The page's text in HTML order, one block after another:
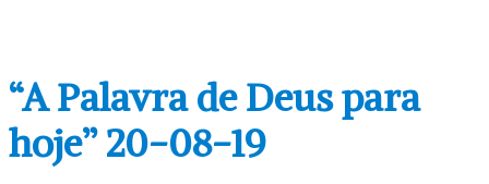
“A Palavra de Deus para
hoje” 20-08-19